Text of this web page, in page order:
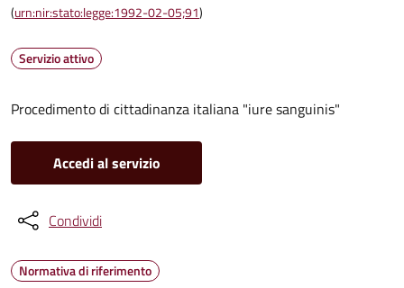
(urn:nir:stato:legge:1992-02-05;91)
Servizio attivo
Procedimento di cittadinanza italiana "iure sanguinis"
Accedi al servizio
Condividi
Normativa di riferimento